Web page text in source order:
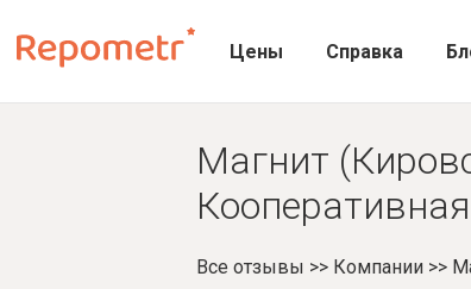
Цены Справка
Магнит
Все отзывы >> Компании>>